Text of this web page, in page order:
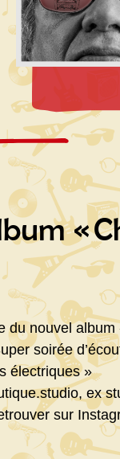
«
du nouvel
soirée
électriques »
ex
sur